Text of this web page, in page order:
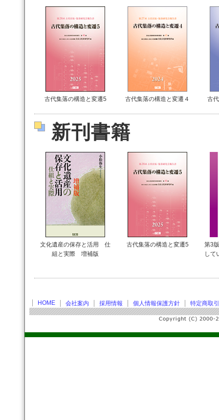
古代集落の構造と変遷5 古代集落の構造と変遷４ 古
新刊書籍
文化遺産の保存と活用 仕
組と実際 増補版
古代集落の構造と変遷5
第3
して
HOME 会社案内 採用情報 個人情報保護方針 特定商取